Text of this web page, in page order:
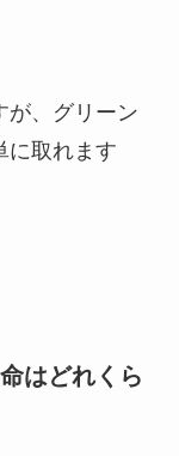
が、グリーン
に取れます
はどれくら